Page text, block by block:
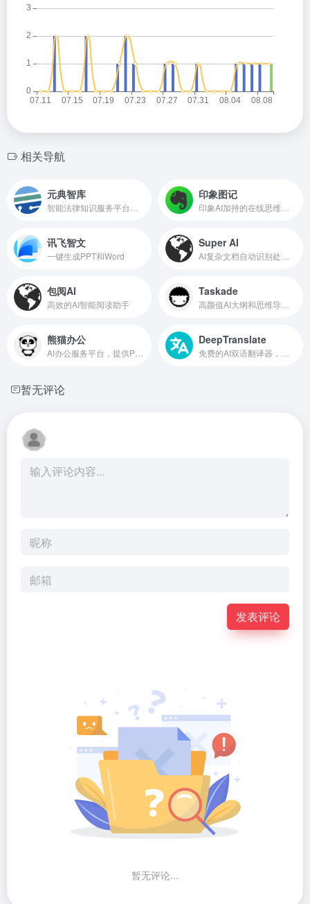
相关导航
元典智库 印象图记
讯飞智文
一键生成PPT和Word
Super AI
包阅AI
高效的AI智能阅读助手
Taskade
熊猫办公 DeepTranslate
暂无评论
发表评论
暂无评论...